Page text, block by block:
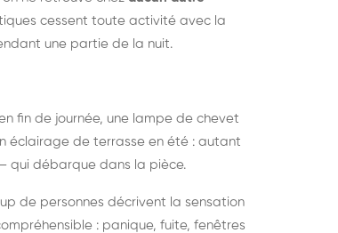
cessent toute activité avec la
une partie de la nuit.
fin de journée, une lampe de chevet
éclairage de terrasse en été : autant
qui débarque dans la pièce.
de personnes décrivent la sensation
: panique, fuite, fenêtres